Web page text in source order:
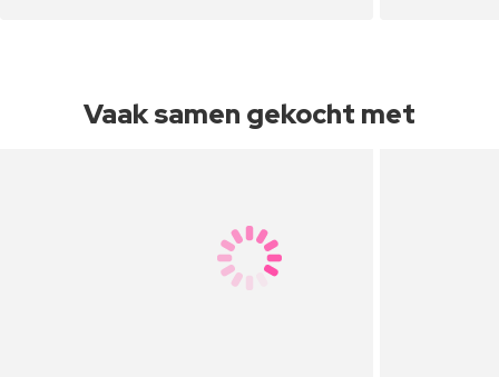
Vaak samen gekocht met